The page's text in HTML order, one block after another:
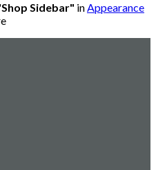
Sidebar" inAppearance